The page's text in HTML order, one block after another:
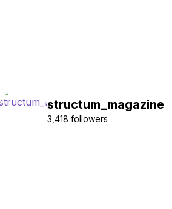
structum_magazine
3,418 followers